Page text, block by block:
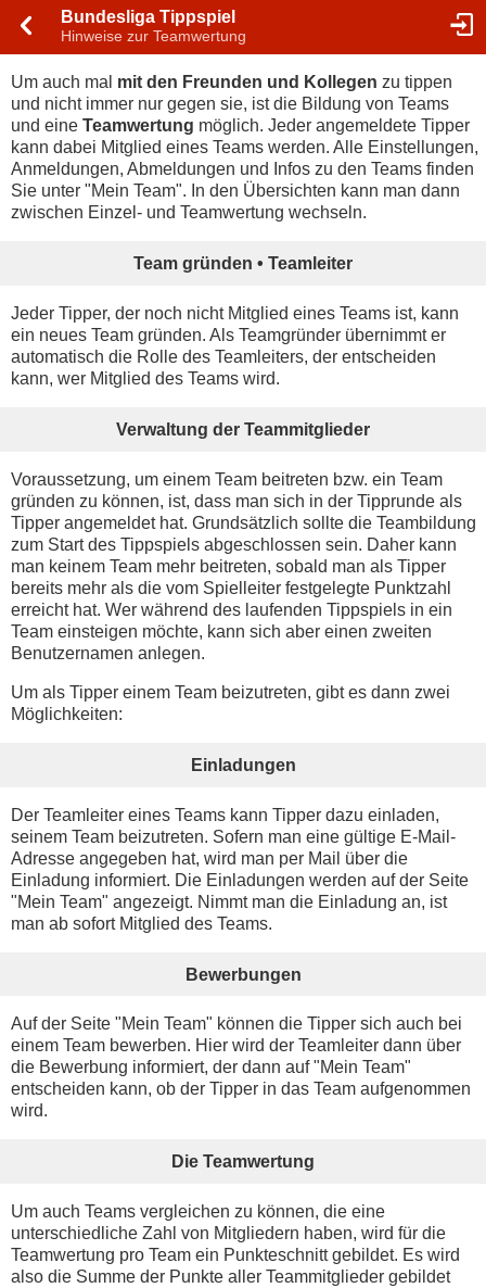
Bundesliga Tippspiel
Hinweise zur Teamwertung
Um auch mal mit den Freunden und Kollegen zu tippen
und nicht immer nur gegen sie, ist die Bildung von Teams
und eine Teamwertung möglich. Jeder angemeldete Tipper
kann dabei Mitglied eines Teams werden. Alle Einstellungen,
Anmeldungen, Abmeldungen und Infos zu den Teams finden
Sie unter "Mein Team". In den Übersichten kann man dann
zwischen Einzel- und Teamwertung wechseln.
Team gründen • Teamleiter
Jeder Tipper, der noch nicht Mitglied eines Teams ist, kann
ein neues Team gründen. Als Teamgründer übernimmt er
automatisch die Rolle des Teamleiters, der entscheiden
kann, wer Mitglied des Teams wird.
Verwaltung der Teammitglieder
Voraussetzung, um einem Team beitreten bzw. ein Team
gründen zu können, ist, dass man sich in der Tipprunde als
Tipper angemeldet hat. Grundsätzlich sollte die Teambildung
zum Start des Tippspiels abgeschlossen sein. Daher kann
man keinem Team mehr beitreten, sobald man als Tipper
bereits mehr als die vom Spielleiter festgelegte Punktzahl
erreicht hat. Wer während des laufenden Tippspiels in ein
Team einsteigen möchte, kann sich aber einen zweiten
Benutzernamen anlegen.
Um als Tipper einem Team beizutreten, gibt es dann zwei
Möglichkeiten:
Einladungen
Der Teamleiter eines Teams kann Tipper dazu einladen,
seinem Team beizutreten. Sofern man eine gültige E-Mail-
Adresse angegeben hat, wird man per Mail über die
Einladung informiert. Die Einladungen werden auf der Seite
"Mein Team" angezeigt. Nimmt man die Einladung an, ist
man ab sofort Mitglied des Teams.
Bewerbungen
Auf der Seite "Mein Team" können die Tipper sich auch bei
einem Team bewerben. Hier wird der Teamleiter dann über
die Bewerbung informiert, der dann auf "Mein Team"
entscheiden kann, ob der Tipper in das Team aufgenommen
wird.
Die Teamwertung
Um auch Teams vergleichen zu können, die eine
unterschiedliche Zahl von Mitgliedern haben, wird für die
Teamwertung pro Team ein Punkteschnitt gebildet. Es wird
also die Summe der Punkte aller Teammitglieder gebildet